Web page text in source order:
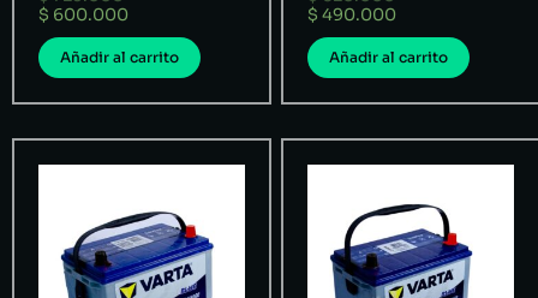
$ 600.000
Añadir al carrito
$ 490.000
Añadir al carrito